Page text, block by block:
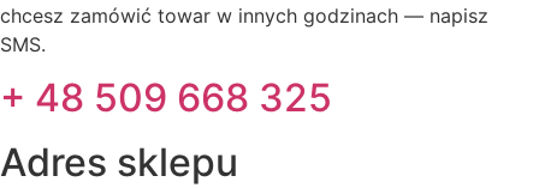
chcesz zamówić towar w innych godzinach — napisz
SMS.
+ 48 509 668 325
Adres sklepu